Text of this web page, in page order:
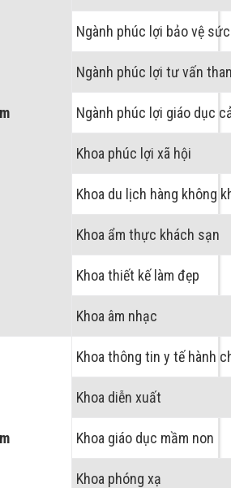
Ngành phúc lợi bảo vệ
Ngành phúc lợi tư vấn
Ngành phúc lợi giáo dục
Khoa phúc lợi xã hội
Khoa du lịch hàng không
Khoa ẩm thực khách sạn
Khoa thiết kế làm đẹp
Khoa âm nhạc
Khoa thông tin y tế hành
Khoa diễn xuất
Khoa giáo dục mầm non
Khoa phóng xạ